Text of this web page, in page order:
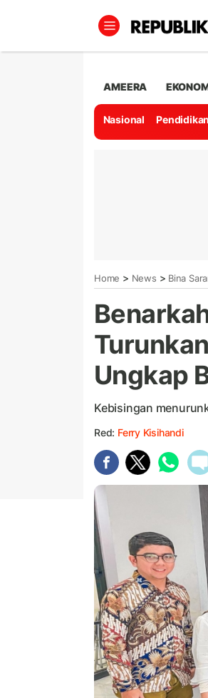
AMEERA
Nasional Pendidikan
Home > News > Bina
Ungkap
Kebisingan
Red: Ferry Kisihandi